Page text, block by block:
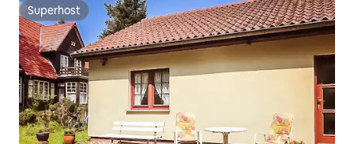
Superhost
Superhost